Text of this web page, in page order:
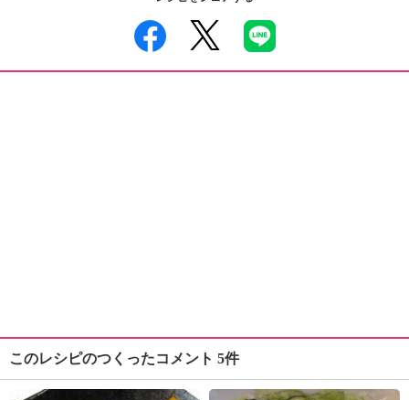
このレシピのつくったコメント 5件